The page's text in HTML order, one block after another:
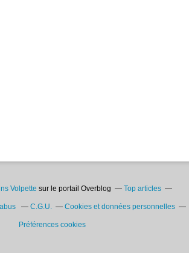
Volpette sur le portail Overblog Top articles
C.G.U. Cookies et données personnelles
Préférences cookies